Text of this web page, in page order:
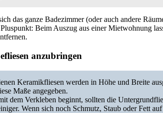
das ganze Badezimmer (oder auch andere
Beim Auszug aus einer Mietwohnung
anzubringen
Keramikfliesen werden in Höhe und Breite
Maße angegeben.
dem Verkleben beginnt, sollten die
Wenn sich noch Schmutz, Staub oder Fett